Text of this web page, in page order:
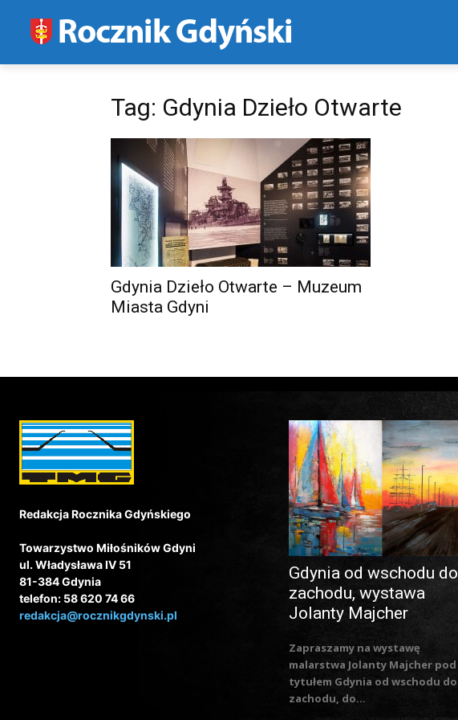
Tag: Gdynia Dzieło Otwarte
Gdynia Dzieło Otwarte – Muzeum
Miasta Gdyni
Redakcja Rocznika Gdyńskiego
Towarzystwo Miłośników Gdyni
ul. Władysława IV 51
81-384 Gdynia
telefon: 58 620 74 66
redakcja@rocznikgdynski.pl
Gdynia od wschodu do
zachodu, wystawa
Jolanty Majcher
Zapraszamy na wystawę
malarstwa Jolanty Majcher pod
tytułem Gdynia od wschodu do
zachodu, do...